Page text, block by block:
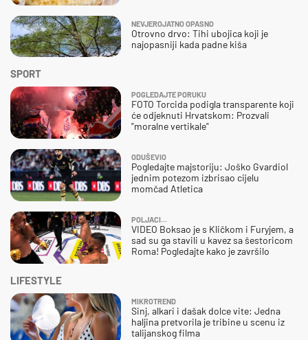
SPORT
POGLEDAJTE PORUKU
FOTO Torcida podigla transparente koji
će odjeknuti Hrvatskom: Prozvali
"moralne vertikale"
ODUŠEVIO
Pogledajte majstoriju: Joško Gvardiol
jednim potezom izbrisao cijelu
momčad Atletica
POLJACI...
VIDEO Boksao je s Kličkom i Furyjem, a
sad su ga stavili u kavez sa šestoricom
Roma! Pogledajte kako je završilo
NEVJEROJATNO OPASNO
Otrovno drvo: Tihi ubojica koji je
najopasniji kada padne kiša
LIFESTYLE
MIKROTREND
Sinj, alkari i dašak dolce vite: Jedna
haljina pretvorila je tribine u scenu iz
talijanskog filma